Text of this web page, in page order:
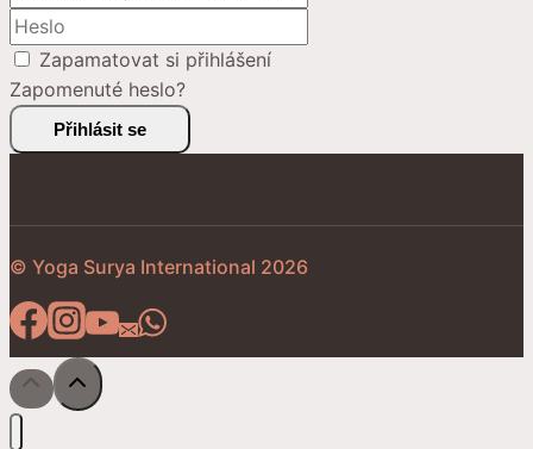
Zapamatovat si přihlášení
Zapomenuté heslo?
Přihlásit se
© Yoga Surya International 2026